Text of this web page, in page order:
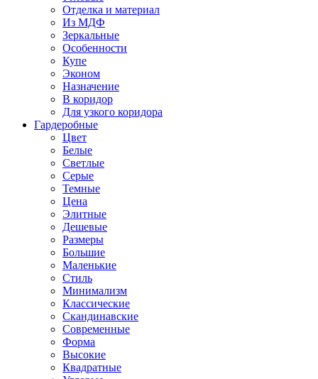
Отделка и материал
Из МДФ
Зеркальные
Особенности
Купе
Эконом
Назначение
В коридор
Для узкого коридора
Гардеробные
Цвет
Белые
Светлые
Серые
Темные
Цена
Элитные
Дешевые
Размеры
Большие
Маленькие
Стиль
Минимализм
Классические
Скандинавские
Современные
Форма
Высокие
Квадратные